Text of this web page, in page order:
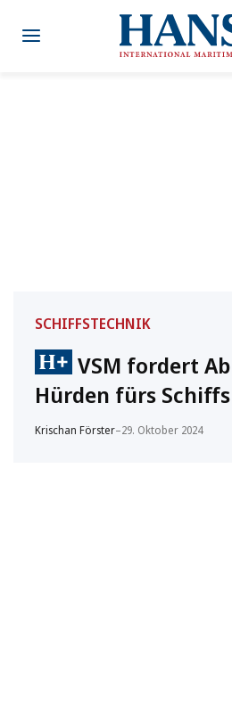
Inhalt
SCHIFFSTECHNIK
VSM fordert
Hürden fürs
Krischan Förster–29. Oktober 2024